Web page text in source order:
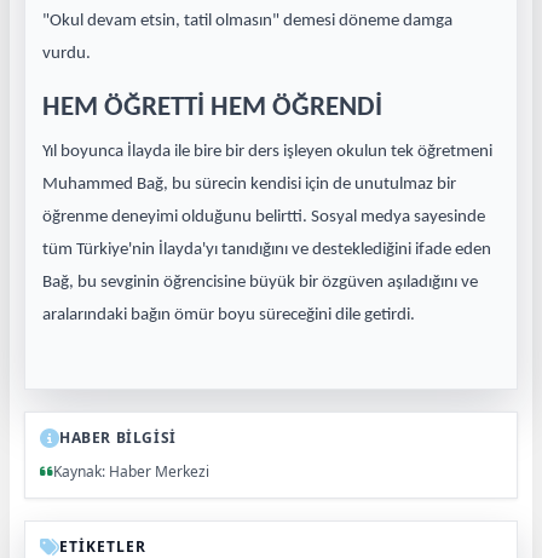
"Okul devam etsin, tatil olmasın" demesi döneme damga
vurdu.
HEM ÖĞRETTİ HEM ÖĞRENDİ
Yıl boyunca İlayda ile bire bir ders işleyen okulun tek öğretmeni
Muhammed Bağ, bu sürecin kendisi için de unutulmaz bir
öğrenme deneyimi olduğunu belirtti. Sosyal medya sayesinde
tüm Türkiye'nin İlayda'yı tanıdığını ve desteklediğini ifade eden
Bağ, bu sevginin öğrencisine büyük bir özgüven aşıladığını ve
aralarındaki bağın ömür boyu süreceğini dile getirdi.
HABER BİLGİSİ
Kaynak: Haber Merkezi
ETİKETLER